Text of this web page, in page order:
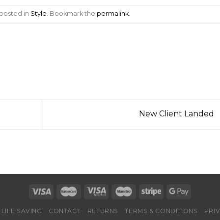
in Style. Bookmark the permalink.
New Client Landed
LIFE SAVING CONTACT RETURNS TERMS & CONDITIONS